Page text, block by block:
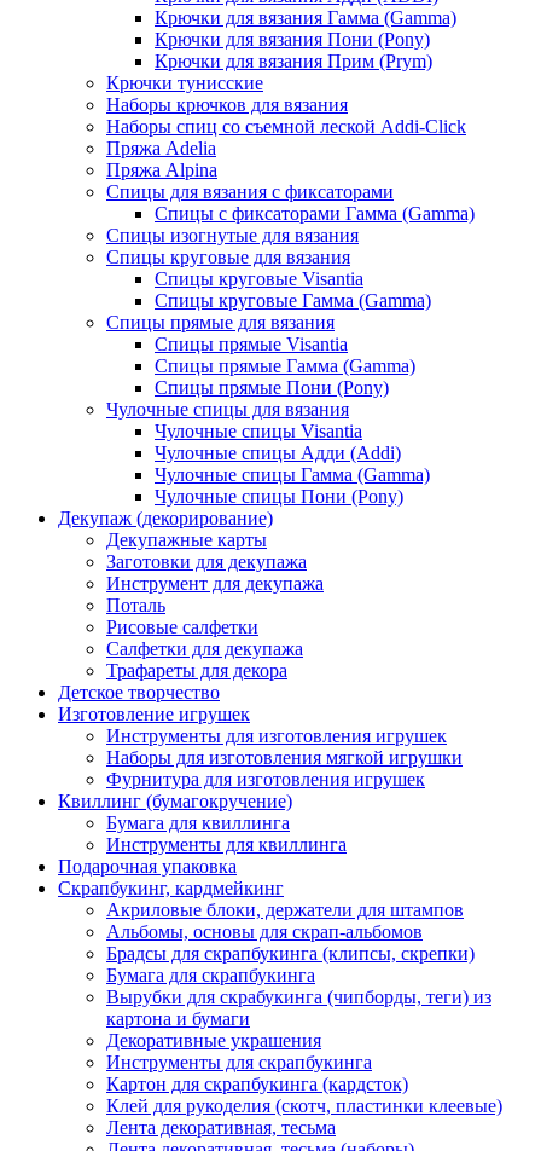
Крючки для вязания Гамма (Gamma)
Крючки для вязания Пони (Pony)
Крючки для вязания Прим (Prym)
Крючки тунисские
Наборы крючков для вязания
Наборы спиц со съемной леской Addi-Click
Пряжа Adelia
Пряжа Alpina
Спицы для вязания с фиксаторами
Спицы с фиксаторами Гамма (Gamma)
Спицы изогнутые для вязания
Спицы круговые для вязания
Спицы круговые Visantia
Спицы круговые Гамма (Gamma)
Спицы прямые для вязания
Спицы прямые Visantia
Спицы прямые Гамма (Gamma)
Спицы прямые Пони (Pony)
Чулочные спицы для вязания
Чулочные спицы Visantia
Чулочные спицы Адди (Addi)
Чулочные спицы Гамма (Gamma)
Чулочные спицы Пони (Pony)
Декупаж (декорирование)
Декупажные карты
Заготовки для декупажа
Инструмент для декупажа
Поталь
Рисовые салфетки
Салфетки для декупажа
Трафареты для декора
Детское творчество
Изготовление игрушек
Инструменты для изготовления игрушек
Наборы для изготовления мягкой игрушки
Фурнитура для изготовления игрушек
Квиллинг (бумагокручение)
Бумага для квиллинга
Инструменты для квиллинга
Подарочная упаковка
Скрапбукинг, кардмейкинг
Акриловые блоки, держатели для штампов
Альбомы, основы для скрап-альбомов
Брадсы для скрапбукинга (клипсы, скрепки)
Бумага для скрапбукинга
Вырубки для скрабукинга (чипборды, теги) из
картона и бумаги
Декоративные украшения
Инструменты для скрапбукинга
Картон для скрапбукинга (кардсток)
Клей для рукоделия (скотч, пластинки клеевые)
Лента декоративная, тесьма